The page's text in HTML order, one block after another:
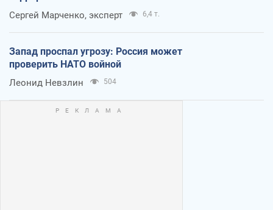
Сергей Марченко, эксперт 6,4 т.
Запад проспал угрозу: Россия может
проверить НАТО войной
Леонид Невзлин 504